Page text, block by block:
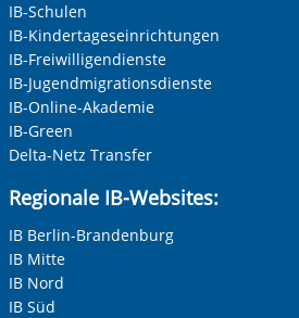
IB-Schulen
IB-Kindertageseinrichtungen
IB-Freiwilligendienste
IB-Jugendmigrationsdienste
IB-Online-Akademie
IB-Green
Delta-Netz Transfer
Regionale IB-Websites:
IB Berlin-Brandenburg
IB Mitte
IB Nord
IB Süd